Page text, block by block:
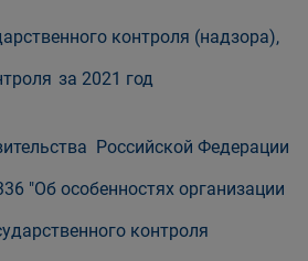
контроля (надзора),
за 2021 год
Российской Федерации
"Об особенностях организации
контроля